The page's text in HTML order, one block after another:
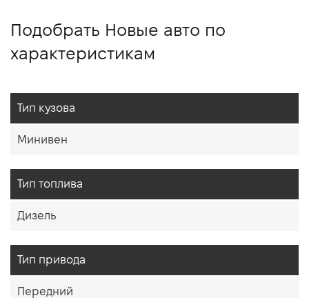
Подобрать Новые авто по
характеристикам
Тип кузова
Минивен
Тип топлива
Дизель
Тип привода
Передний